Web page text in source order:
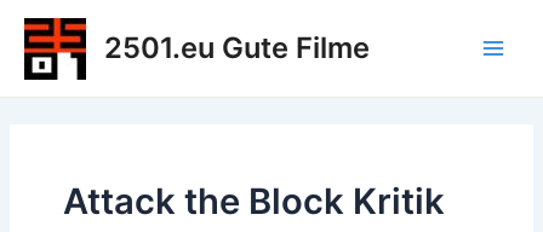
Zum
Inhalt
springen
2501.eu Gute Filme
Attack the Block Kritik